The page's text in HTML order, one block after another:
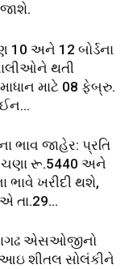
10 અને 12 બોર્ડના
થતી
માટે 08 ફેબ્રુ.
ભાવ જાહેર: પ્રતિ
ચણા રૂ.5440 અને
ભાવે ખરીદી થશે,
તા.29...
એસઓજીનો
શીતલ સોલંકીને